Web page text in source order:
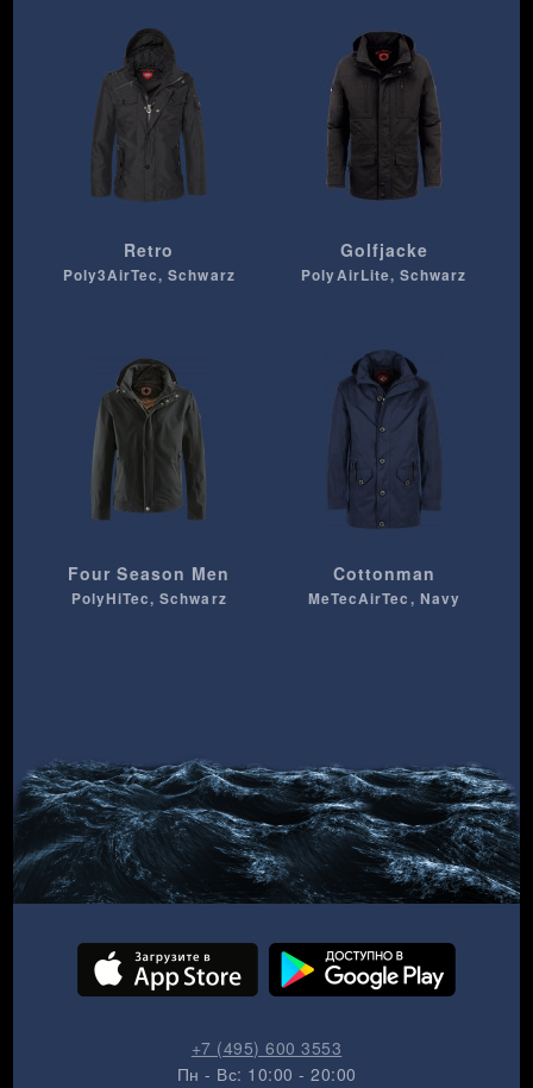
Retro
Poly3AirTec, Schwarz
Golfjacke
PolyAirLite, Schwarz
Four Season Men
PolyHiTec, Schwarz
Cottonman
MeTecAirTec, Navy
+7 (495) 600 3553
Пн - Вс: 10:00 - 20:00